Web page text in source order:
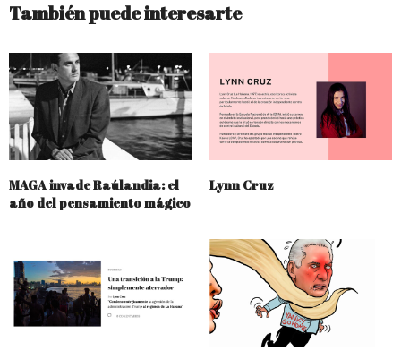
También puede interesarte
MAGA invade Raúlandia: el
año del pensamiento mágico
Lynn Cruz